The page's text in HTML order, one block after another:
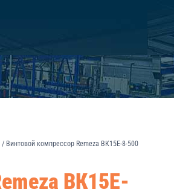
/ Винтовой компрессор Remeza ВК15E-8-500
ВК15E-